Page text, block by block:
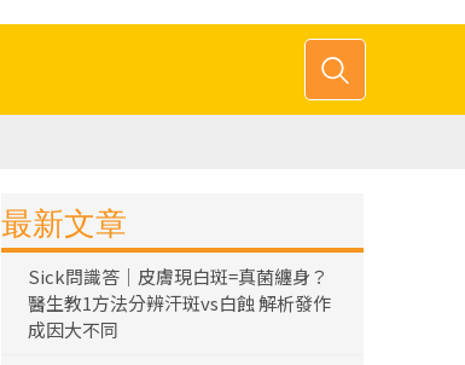
最新文章
Sick問識答｜皮膚現白斑=真菌纏身？
醫生教1方法分辨汗斑vs白蝕 解析發作
成因大不同